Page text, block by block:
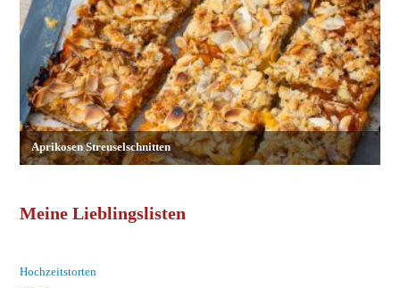
Meine Lieblingslisten
Hochzeitstorten